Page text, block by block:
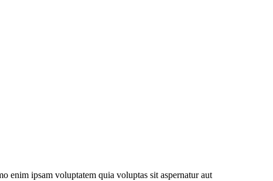
enim ipsam voluptatem quia voluptas sit aspernatur aut